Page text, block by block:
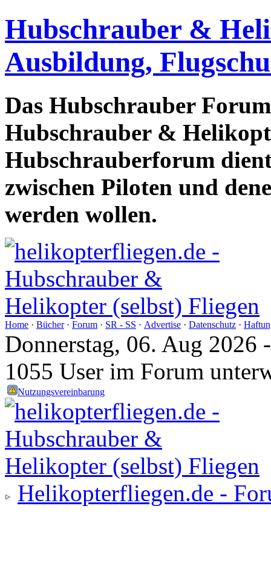
Hubschrauber &
Ausbildung,
Das Hubschrauber
Hubschrauber &
Hubschrauberforum
zwischen Piloten und
werden wollen.
Home · Bücher· Forum · SR - SS · Advertise · Datenschutz ·
Donnerstag, 06. Aug 2026
1055 User im Forum
Nutzungsvereinbarung
Helikopterfliegen.de -